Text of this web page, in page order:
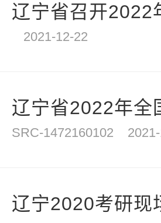
辽宁省召开2022
2021-12-22
辽宁省2022年全
SRC-1472160102
辽宁2020考研现